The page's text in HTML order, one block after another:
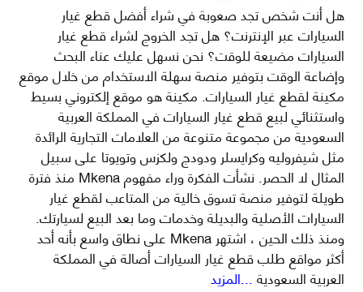
هل أنت شخص تجد صعوبة في شراء أفضل قطع غيار
السيارات عبر الإنترنت؟ هل تجد الخروج لشراء قطع غيار
السيارات مضيعة للوقت؟ نحن نسهل عليك عناء البحث
وإضاعة الوقت بتوفير منصة سهلة الاستخدام من خلال موقع
مكينة لقطع غيار السيارات. مكينة هو موقع إلكتروني بسيط
واستثنائي لبيع قطع غيار السيارات في المملكة العربية
السعودية من مجموعة متنوعة من العلامات التجارية الرائدة
مثل شيفروليه وكرايسلر ودودج ولكزس وتويوتا على سبيل
المثال لا الحصر. نشأت الفكرة وراء مفهوم Mkena منذ فترة
طويلة لتوفير منصة تسوق خالية من المتاعب لقطع غيار
السيارات الأصلية والبديلة وخدمات وما بعد البيع لسيارتك.
ومنذ ذلك الحين ، اشتهر Mkena على نطاق واسع بأنه أحد
أكثر مواقع طلب قطع غيار السيارات أصالة في المملكة
العربية السعودية...المزيد